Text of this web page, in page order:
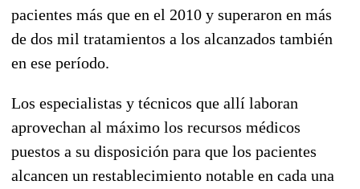
pacientes más que en el 2010 y superaron en más
de dos mil tratamientos a los alcanzados también
en ese período.
Los especialistas y técnicos que allí laboran
aprovechan al máximo los recursos médicos
puestos a su disposición para que los pacientes
alcancen un restablecimiento notable en cada una